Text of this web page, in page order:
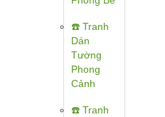
☎️ Tranh
Dán
Tường
Phong
Cảnh
☎️ Tranh